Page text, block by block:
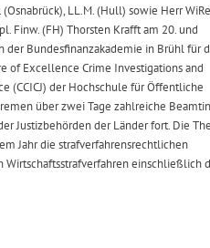
(Osnabrück), LL.M. (Hull) sowie Herr
Finw. (FH) Thorsten Krafft am 20. und
der Bundesfinanzakademie in Brühl für
of Excellence Crime Investigations and
(CCICJ) der Hochschule für Öffentliche
über zwei Tage zahlreiche
Justizbehörden der Länder fort. Die
Jahr die strafverfahrensrechtlichen
Wirtschaftsstrafverfahren